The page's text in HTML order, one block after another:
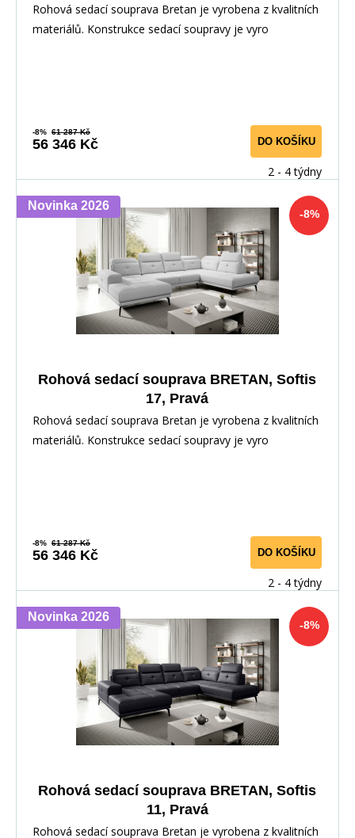
Rohová sedací souprava Bretan je vyrobena z kvalitních
materiálů. Konstrukce sedací soupravy je vyro
-8% 61 287 Kč
56 346 Kč DO KOŠÍKU
2 - 4 týdny
-8%
Novinka 2026
Rohová sedací souprava BRETAN, Softis
17, Pravá
Rohová sedací souprava Bretan je vyrobena z kvalitních
materiálů. Konstrukce sedací soupravy je vyro
-8% 61 287 Kč
56 346 Kč DO KOŠÍKU
2 - 4 týdny
-8%
Novinka 2026
Rohová sedací souprava BRETAN, Softis
11, Pravá
Rohová sedací souprava Bretan je vyrobena z kvalitních